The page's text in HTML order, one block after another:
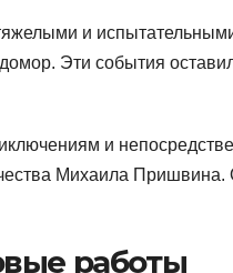
и
Эти события
и
Михаила Пришвина.
работы